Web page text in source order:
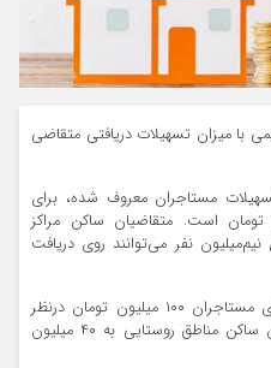
با میزان تسهیلات دریافتی متقاضی
مستاجران معروف شده، برای
تهران ۲۰۰ میلیون تومان است. متقاضیان ساکن مراکز
نفر می‌توانند روی دریافت
وام ودیعه مسکن در سایر شهر‌ها برای مستاجران ۱۰۰ میلیون تومان درنظر
گرفته شده و این عدد برای متقاضیان ساکن مناطق روستایی به ۴۰ میلیون